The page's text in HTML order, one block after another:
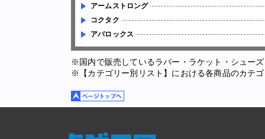
アームストロング
コクタク
アバロックス
※国内で販売しているラバー・ラケット・シュー
※【カテゴリー別リスト】における各商品のカテ